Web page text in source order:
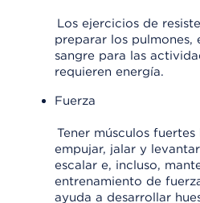
Los ejercicios de
preparar los
sangre para las
requieren energía.
Fuerza
Tener músculos
empujar, jalar y
escalar e, incluso,
entrenamiento de
ayuda a desarrollar